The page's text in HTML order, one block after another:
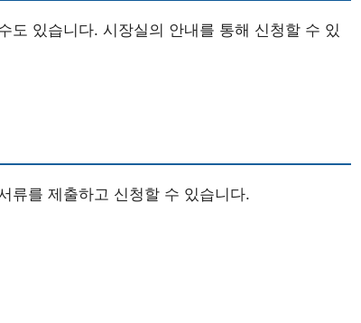
도 있습니다. 시장실의 안내를 통해 신청할 수 있
류를 제출하고 신청할 수 있습니다.